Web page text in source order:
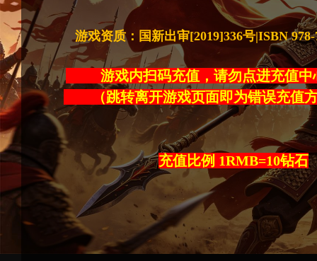
游戏资质：国新出审[2019]336号|ISBN 978-
游戏内扫码充值，请勿点进充
（跳转离开游戏页面即为错误
充值比例 1RMB=10钻石